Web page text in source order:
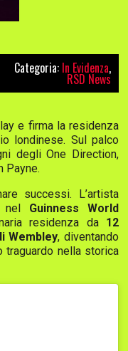
Categoria: In Evidenza,
RSD News
e firma la residenza
londinese. Sul palco
degli One Direction,
Payne.
successi. L’artista
nel Guinness World
residenza da 12
Wembley, diventando
traguardo nella storica